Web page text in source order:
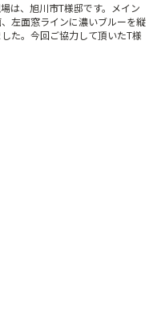
は、旭川市T様邸です。メイン
左面窓ラインに濃いブルーを縦
た。今回ご協力して頂いたT様